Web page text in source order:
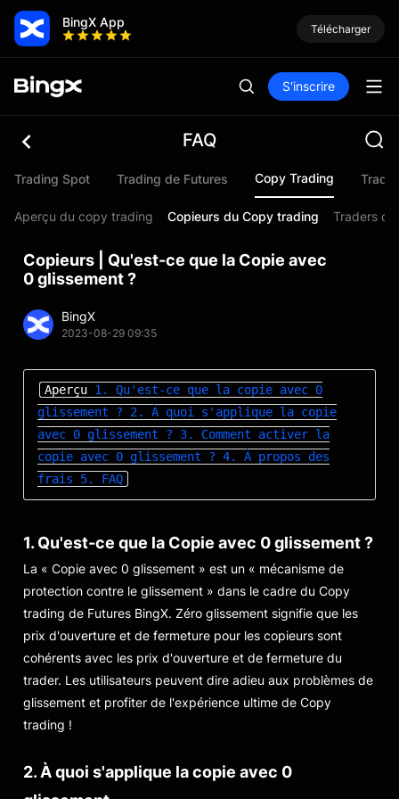
BingX App Télécharger
S'inscrire
FAQ
Trading Spot Trading de Futures Copy Trading
Aperçu du copy trading Copieurs du Copy trading Traders
Copieurs | Qu'est-ce que la Copie avec
0 glissement ?
BingX
2023-08-29 09:35
Aperçu 1. Qu'est-ce que la copie avec 0
glissement ?
2. À quoi s'applique la copie
avec 0 glissement ?
3. Comment activer la
copie avec 0 glissement ? 4. À propos des
frais
5. FAQ
1. Qu'est-ce que la Copie avec 0 glissement ?
La « Copie avec 0 glissement » est un « mécanisme de
protection contre le glissement » dans le cadre du Copy
trading de Futures BingX. Zéro glissement signifie que les
prix d'ouverture et de fermeture pour les copieurs sont
cohérents avec les prix d'ouverture et de fermeture du
trader. Les utilisateurs peuvent dire adieu aux problèmes de
glissement et profiter de l'expérience ultime de Copy
trading !
2. À quoi s'applique la copie avec 0